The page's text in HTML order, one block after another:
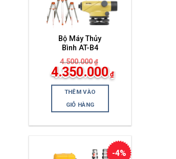
Bộ Máy Thủy
Bình AT-B4
4.500.000 ₫
Giá
gốc
là:
4.500.000₫.
4.350.000 ₫
Giá
hiện
tại
là:
4.350.000₫.
THÊM VÀO
GIỎ HÀNG
-4%